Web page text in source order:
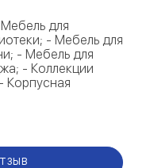
для
- Мебель для
- Мебель для
- Коллекции
Корпусная